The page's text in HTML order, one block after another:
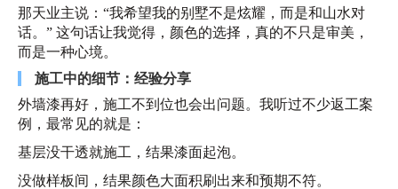
那天业主说：“我希望我的别墅不是炫耀，而是和山水对
话。” 这句话让我觉得，颜色的选择，真的不只是审美，
而是一种心境。
施工中的细节：经验分享
外墙漆再好，施工不到位也会出问题。我听过不少返工案
例，最常见的就是：
基层没干透就施工，结果漆面起泡。
没做样板间，结果颜色大面积刷出来和预期不符。